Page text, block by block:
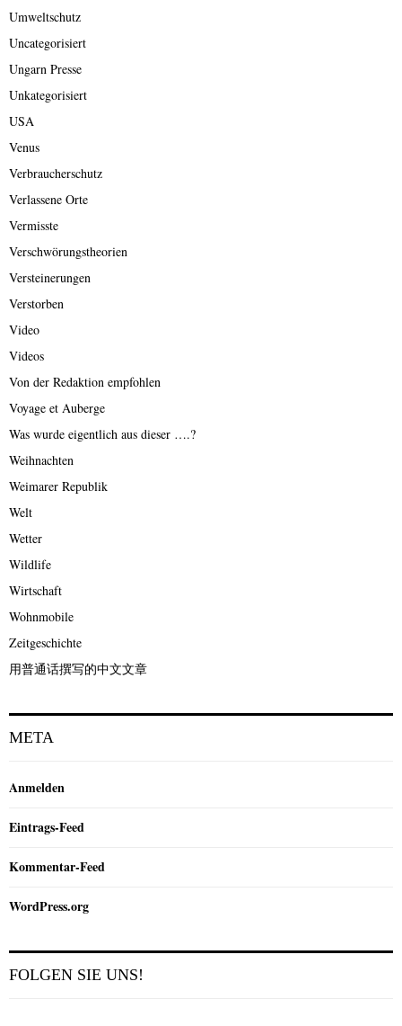
Umweltschutz
Uncategorisiert
Ungarn Presse
Unkategorisiert
USA
Venus
Verbraucherschutz
Verlassene Orte
Vermisste
Verschwörungstheorien
Versteinerungen
Verstorben
Video
Videos
Von der Redaktion empfohlen
Voyage et Auberge
Was wurde eigentlich aus dieser ….?
Weihnachten
Weimarer Republik
Welt
Wetter
Wildlife
Wirtschaft
Wohnmobile
Zeitgeschichte
用普通话撰写的中文文章
META
Anmelden
Eintrags-Feed
Kommentar-Feed
WordPress.org
FOLGEN SIE UNS!